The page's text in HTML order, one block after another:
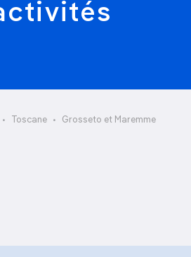
Toscane
Grosseto et Maremme